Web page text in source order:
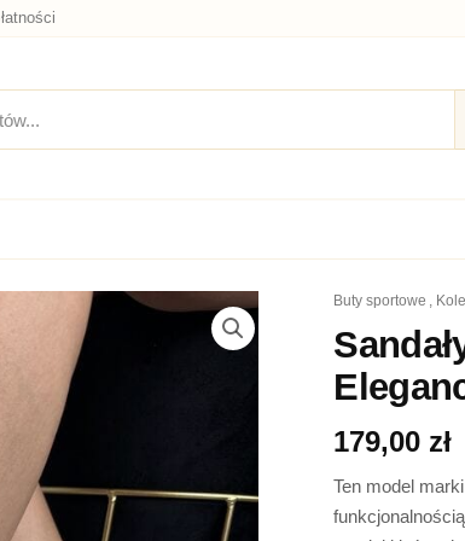
buty sportowe ,
179,00 zł
Ten model
ilość
damskie
na
platformie
ecru
-
Eleganckie